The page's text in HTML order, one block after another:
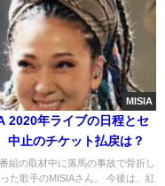
MISIA
2020年ライブの日程とセ
中止のチケット払戻は？
組の取材中に落馬の事故で骨折し
た歌手のMISIAさん。 今後は、紅